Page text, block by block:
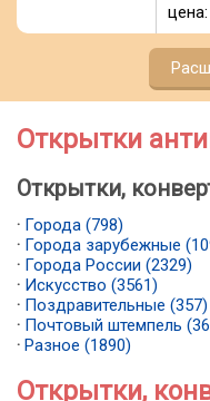
цена:
Открытки
Открытки,
· Города (798)
· Города зарубежные
· Города России (2329)
· Искусство (3561)
· Поздравительные (357)
· Почтовый штемпель
· Разное (1890)
Открытки,